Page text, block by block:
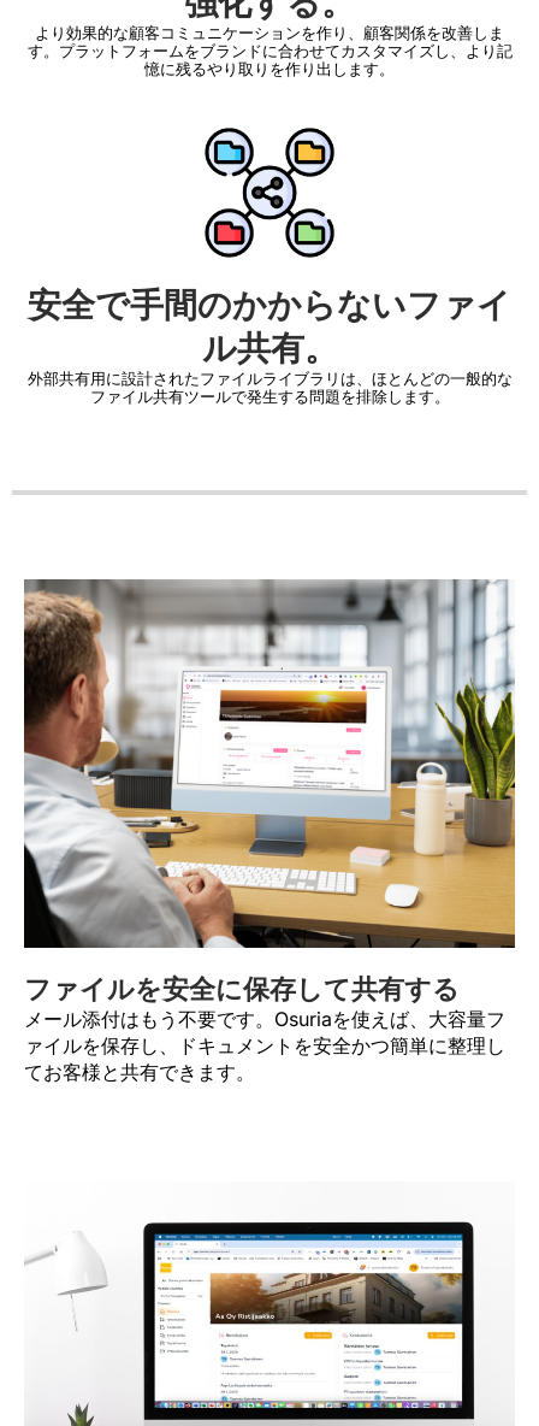
より効果的な顧客コミュニケーションを作り、顧客関係を改善しま
す。プラットフォームをブランドに合わせてカスタマイズし、より記
憶に残るやり取りを作り出します。
安全で手間のかからないファイ
ル共有。
外部共有用に設計されたファイルライブラリは、ほとんどの一般的な
ファイル共有ツールで発生する問題を排除します。
ファイルを安全に保存して共有する
メール添付はもう不要です。Osuriaを使えば、大容量フ
ァイルを保存し、ドキュメントを安全かつ簡単に整理し
てお客様と共有できます。